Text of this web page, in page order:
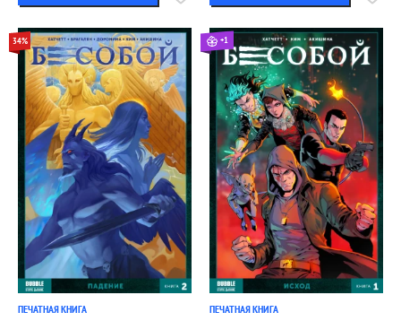
34%
ПЕЧАТНАЯ КНИГА
+1
ПЕЧАТНАЯ КНИГА